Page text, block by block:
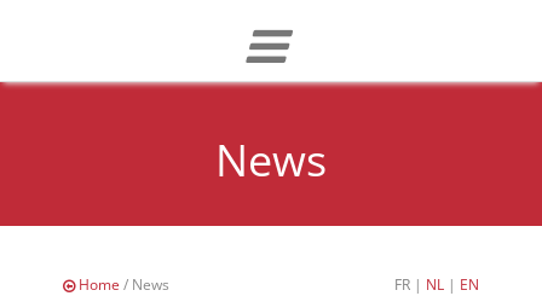
News
Home/ News FR| NL| EN